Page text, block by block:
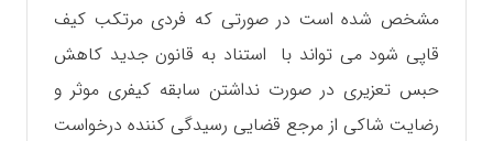
مشخص شده است در صورتی که فردی مرتکب کیف
قاپی شود می تواند با استناد به قانون جدید کاهش
حبس تعزیری در صورت نداشتن سابقه کیفری موثر و
رضایت شاکی از مرجع قضایی رسیدگی کننده درخواست